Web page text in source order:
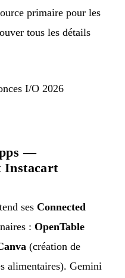
primaire pour les
tous les détails
I/O 2026
—
Instacart
ses Connected
: OpenTable
(création de
alimentaires). Gemini